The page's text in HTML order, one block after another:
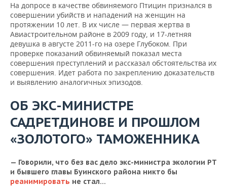
На допросе в качестве обвиняемого Птицин признался в
совершении убийств и нападений на женщин на
протяжении 10 лет. В их числе — первая жертва в
Авиастроительном районе в 2009 году, и 17-летняя
девушка в августе 2011-го на озере Глубоком. При
проверке показаний обвиняемый показал места
совершения преступлений и рассказал обстоятельства их
совершения. Идет работа по закреплению доказательств
и выявлению аналогичных эпизодов.
ОБ ЭКС-МИНИСТРЕ
САДРЕТДИНОВЕ И ПРОШЛОМ
«ЗОЛОТОГО» ТАМОЖЕННИКА
— Говорили, что без вас дело экс-министра экологии РТ
и бывшего главы Буинского района никто бы
реанимировать не стал...